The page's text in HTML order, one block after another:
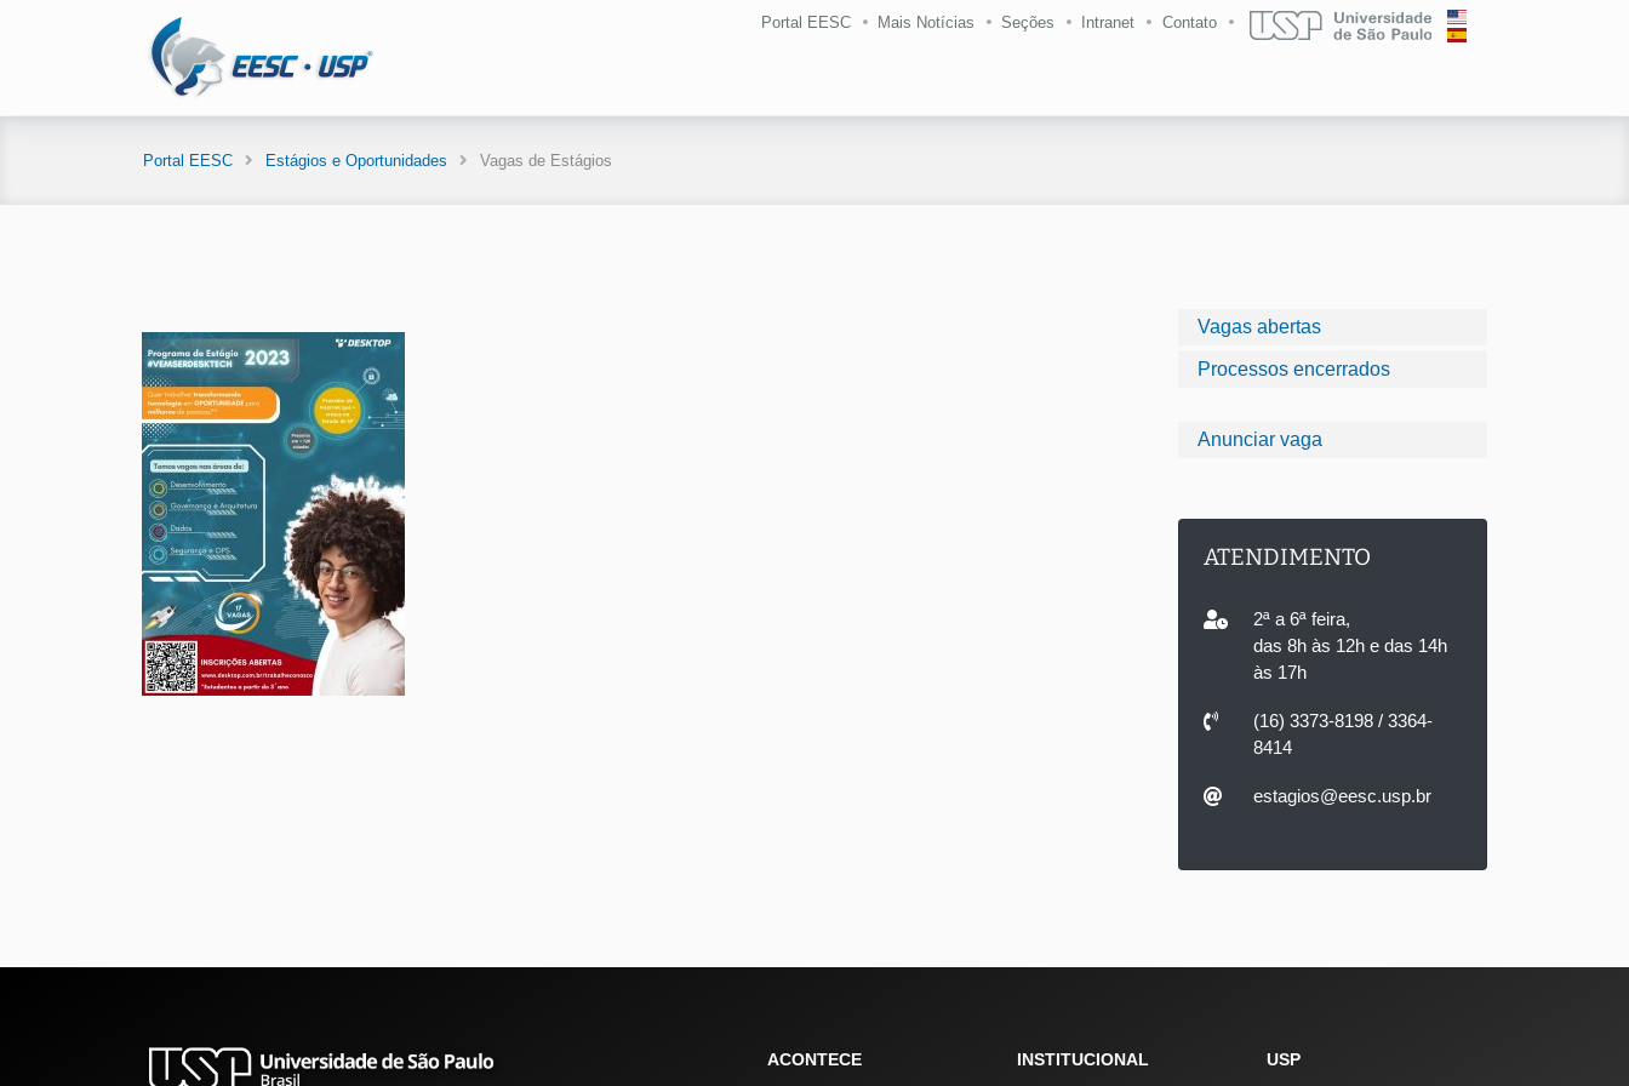
Portal EESC Mais Notícias Seções Intranet Contato
Portal EESC Estágios e Oportunidades Vagas de Estágios
Vagas abertas
Processos encerrados
Anunciar vaga
ATENDIMENTO
2ª a 6ª feira,
das 8h às 12h e das 14h
às 17h
(16) 3373-8198 / 3364-
8414
estagios@eesc.usp.br
ACONTECE INSTITUCIONAL USP